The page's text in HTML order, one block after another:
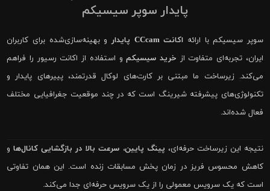
پایدار سوپر سیسیکم
سوپر سیسیکم با ارائه اکانت CCcam پایدار
و بهینه‌سازی‌شده برای کاربران
ایران، تجربه‌ای متفاوت از خرید سیسیکمو استفاده از اکانت رسیور را فراهم
می‌کند. زیرساخت ما مبتنی بر کارت‌های لوکال قدرتمند، پییرهای پایدار و
تکنولوژی‌های پیشرفته شیرینگ است که در چند موقعیت جغرافیایی مختلف
فعال شده‌اند.
نتیجه این زیرساخت حرفه‌ای، پینگ پایین، سرعت بالا در بازگشایی کانال‌هاو
کاهش محسوس فریز در زمان پخش مسابقات زنده است. این همان تفاوتی
است که یک سرویس معمولی را از یک سرویس حرفه‌ای جدا می‌کند.